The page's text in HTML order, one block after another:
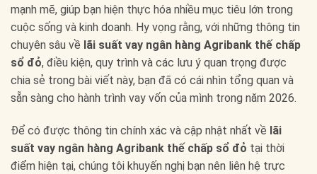
mạnh mẽ, giúp bạn hiện thực hóa nhiều mục tiêu lớn trong
cuộc sống và kinh doanh. Hy vọng rằng, với những thông tin
chuyên sâu về lãi suất vay ngân hàng Agribank thế chấp
sổ đỏ, điều kiện, quy trình và các lưu ý quan trọng được
chia sẻ trong bài viết này, bạn đã có cái nhìn tổng quan và
sẵn sàng cho hành trình vay vốn của mình trong năm 2026.
Để có được thông tin chính xác và cập nhật nhất về lãi
suất vay ngân hàng Agribank thế chấp sổ đỏ tại thời
điểm hiện tại, chúng tôi khuyến nghị bạn nên liên hệ trực